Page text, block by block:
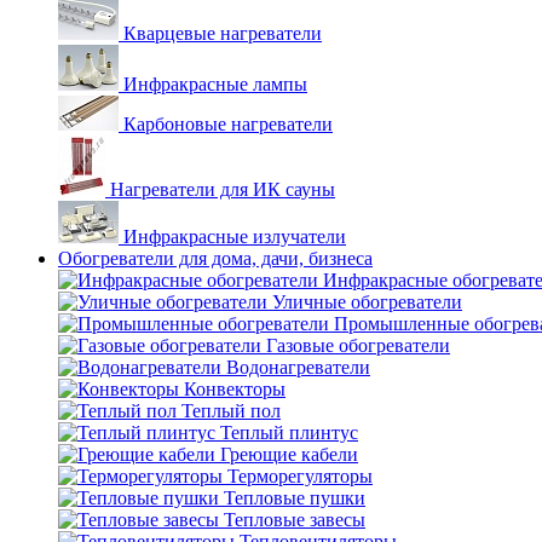
Кварцевые нагреватели
Инфракрасные лампы
Карбоновые нагреватели
Нагреватели для ИК сауны
Инфракрасные излучатели
Обогреватели для дома, дачи, бизнеса
Инфракрасные
Уличные обогреватели
Промышленные
Газовые обогреватели
Водонагреватели
Конвекторы
Теплый пол
Теплый плинтус
Греющие кабели
Терморегуляторы
Тепловые пушки
Тепловые завесы